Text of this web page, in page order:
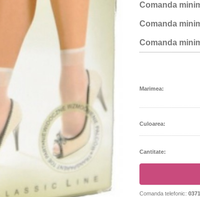
Comanda
Comanda
Comanda
Marimea:
Culoarea:
Cantitate:
Comanda telefonic: